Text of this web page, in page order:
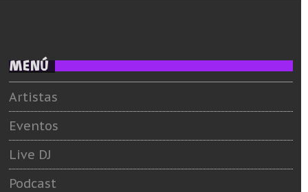
MENÚ
Artistas
Eventos
Live DJ
Podcast